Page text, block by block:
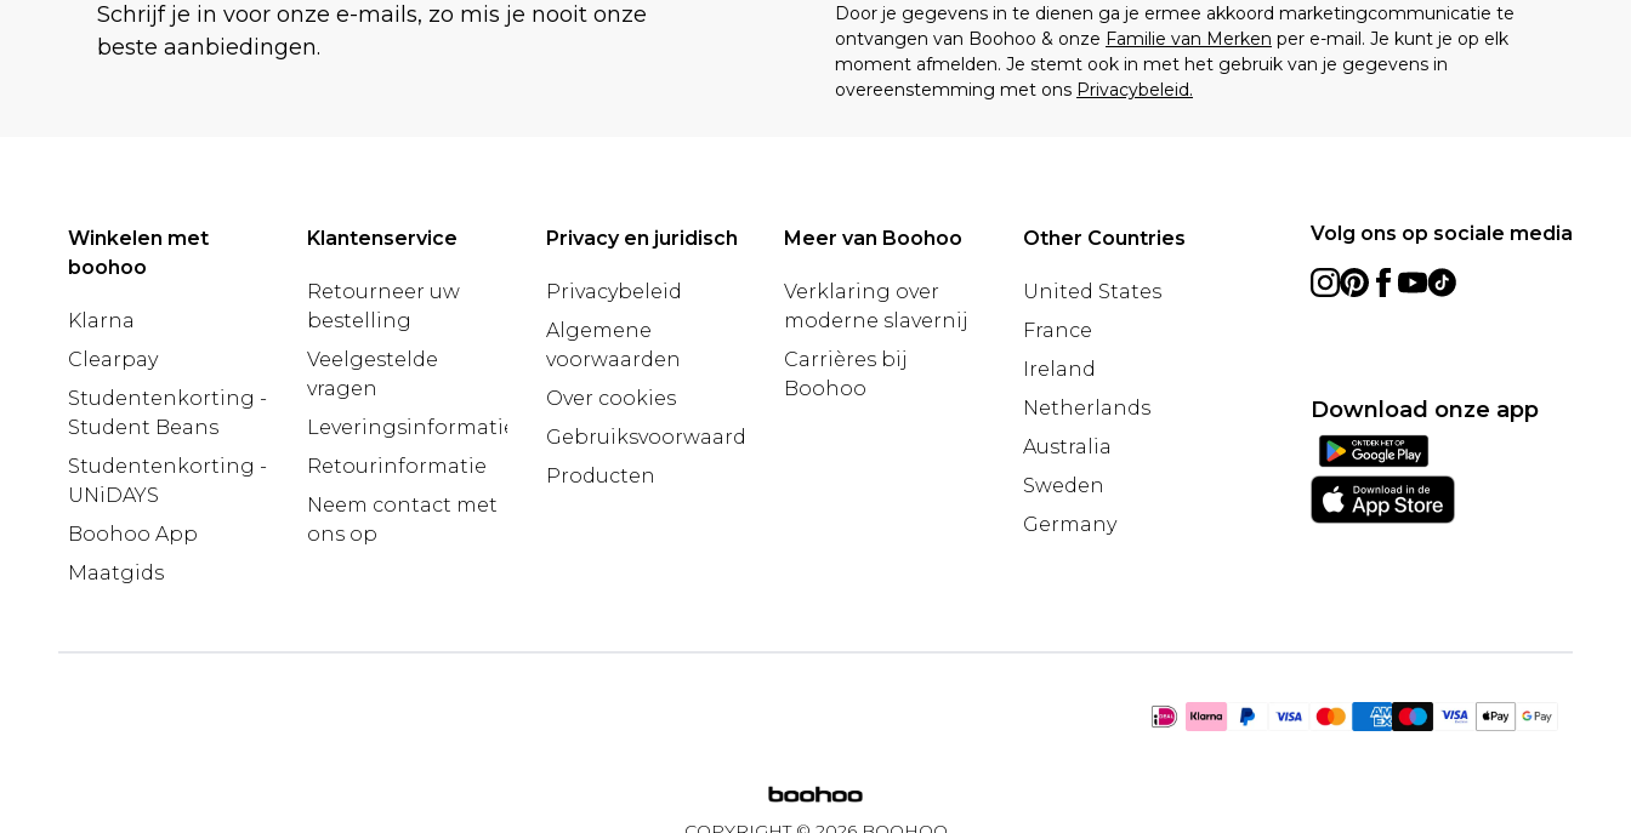
Schrijf je in voor onze e-mails, zo mis je nooit onze
beste aanbiedingen.
Door je gegevens in te dienen ga je ermee akkoord marketingcommunicatie te
ontvangen van Boohoo & onze Familie van Merken per e-mail. Je kunt je op elk
moment afmelden. Je stemt ook in met het gebruik van je gegevens in
overeenstemming met ons Privacybeleid.
Winkelen met
boohoo
Klarna
Clearpay
Studentenkorting -
Student Beans
Studentenkorting -
UNiDAYS
Boohoo App
Maatgids
Klantenservice
Retourneer uw
bestelling
Veelgestelde
vragen
Leveringsinformatie
Retourinformatie
Neem contact met
ons op
Privacy en juridisch
Privacybeleid
Algemene
voorwaarden
Over cookies
Gebruiksvoorwaarden
Producten
Meer van Boohoo
Verklaring over
moderne slavernij
Carrières bij
Boohoo
Other Countries
United States
France
Ireland
Netherlands
Australia
Sweden
Germany
Volg ons op sociale media
Download onze app